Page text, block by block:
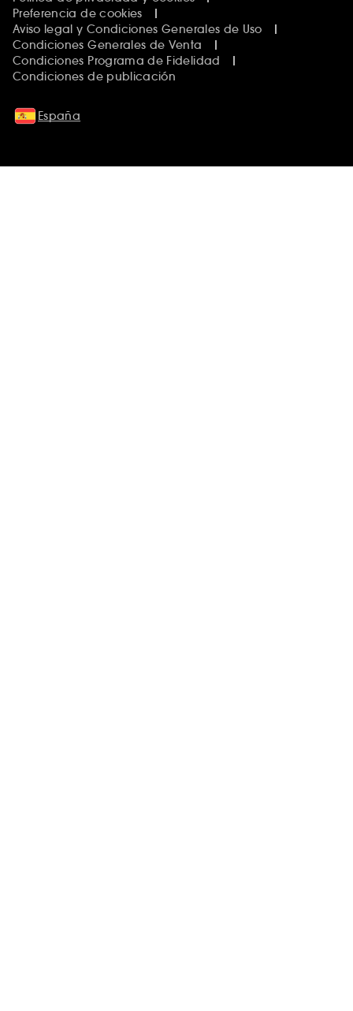
Preferencia de cookies
Aviso legal y Condiciones Generales de Uso
Condiciones Generales de Venta
Condiciones Programa de Fidelidad
Condiciones de publicación
España